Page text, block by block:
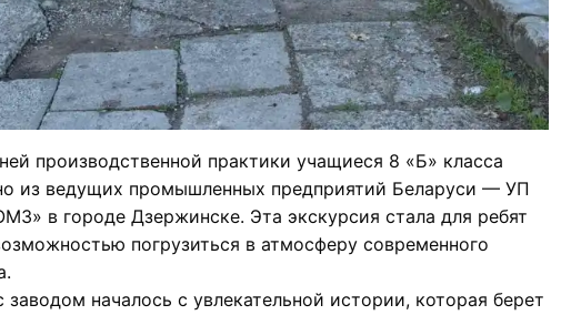
производственной практики учащиеся 8 «Б» класса
из ведущих промышленных предприятий Беларуси — УП
в городе Дзержинске. Эта экскурсия стала для ребят
погрузиться в атмосферу современного
заводом началось с увлекательной истории, которая берет